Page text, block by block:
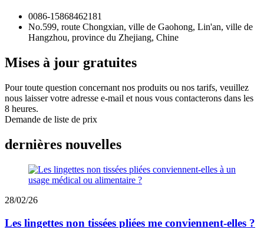
0086-15868462181
No.599, route Chongxian, ville de Gaohong, Lin'an, ville de
Hangzhou, province du Zhejiang, Chine
Mises à jour gratuites
Pour toute question concernant nos produits ou nos tarifs, veuillez
nous laisser votre adresse e-mail et nous vous contacterons dans les
8 heures.
Demande de liste de prix
dernières nouvelles
28/02/26
Les lingettes non tissées pliées me conviennent-elles ?